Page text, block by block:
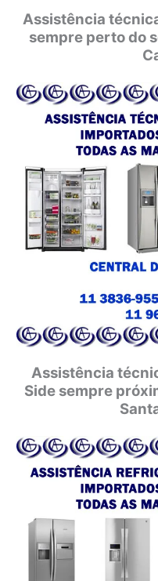
Assistência
sempre perto do
Assistência
Side sempre